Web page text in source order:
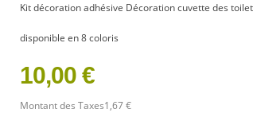
Kit décoration adhésive Décoration cuvette des
disponible en 8 coloris
10,00 €
Montant des Taxes1,67 €